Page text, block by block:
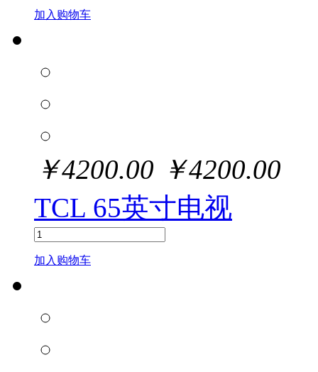
加入购物车
￥4200.00 ￥4200.00
TCL 65英寸电视
加入购物车